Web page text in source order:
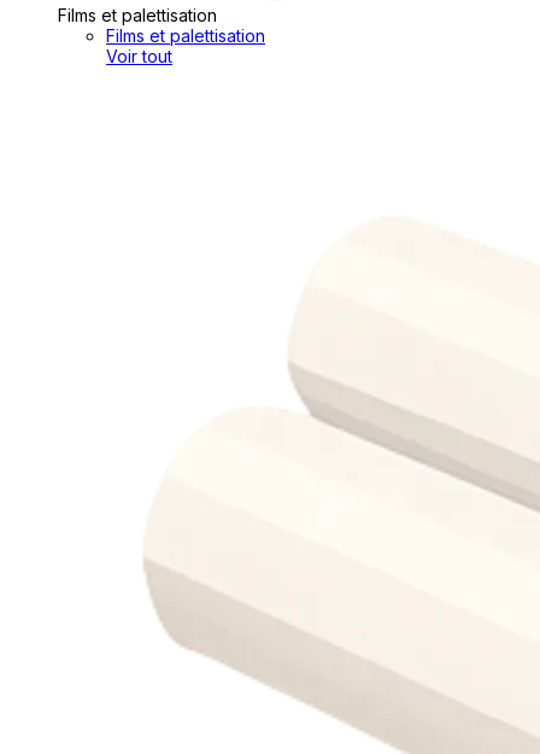
Films et palettisation
Films et palettisation
Voir tout